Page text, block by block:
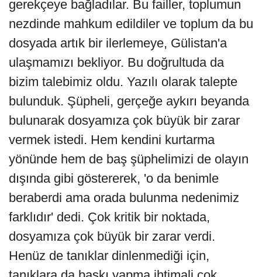
gerekçeye bağladılar. Bu failler, toplumun
nezdinde mahkum edildiler ve toplum da bu
dosyada artık bir ilerlemeye, Gülistan'a
ulaşmamızı bekliyor. Bu doğrultuda da
bizim talebimiz oldu. Yazılı olarak talepte
bulunduk. Şüpheli, gerçeğe aykırı beyanda
bulunarak dosyamıza çok büyük bir zarar
vermek istedi. Hem kendini kurtarma
yönünde hem de baş şüphelimizi de olayın
dışında gibi göstererek, 'o da benimle
beraberdi ama orada bulunma nedenimiz
farklıdır' dedi. Çok kritik bir noktada,
dosyamıza çok büyük bir zarar verdi.
Henüz de tanıklar dinlenmediği için,